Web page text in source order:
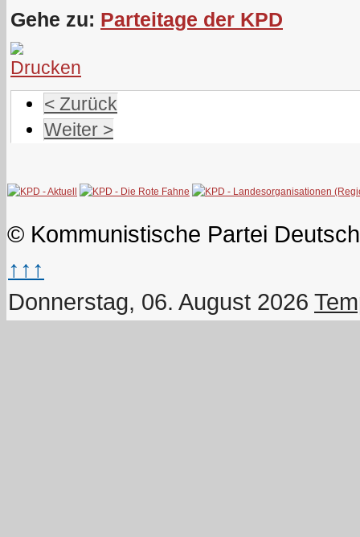
Gehe zu: Parteitage der KPD
< Zurück
Weiter >
© Kommunistische Partei
↑↑↑
Donnerstag, 06. August 2026